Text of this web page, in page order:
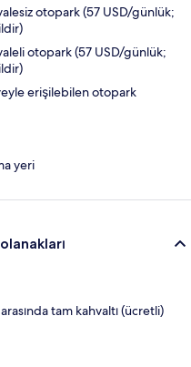
otopark (57 USD/günlük;
otopark (57 USD/günlük;
erişilebilen otopark
yeri
tam kahvaltı (ücretli)